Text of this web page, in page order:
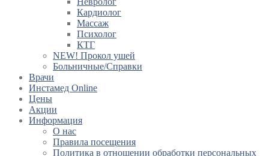
Кардиолог
Массаж
Психолог
КТГ
NEW! Прокол ушей
Больничные/Справки
Врачи
Инстамед Online
Цены
Акции
Информация
О нас
Правила посещения
Политика в отношении обработки персональных